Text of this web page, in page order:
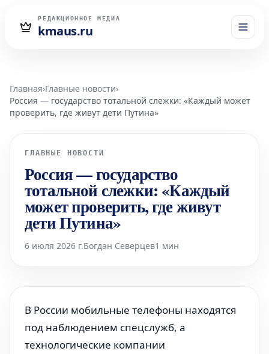
РЕДАКЦИОННОЕ МЕДИА
kmaus.ru
Главная›Главные новости›
Россия — государство тотальной слежки: «Каждый может
проверить, где живут дети Путина»
ГЛАВНЫЕ НОВОСТИ
Россия — государство
тотальной слежки: «Каждый
может проверить, где живут
дети Путина»
6 июля 2026 г.Богдан Северцев1 мин
В России мобильные телефоны находятся
под наблюдением спецслужб, а
технологические компании